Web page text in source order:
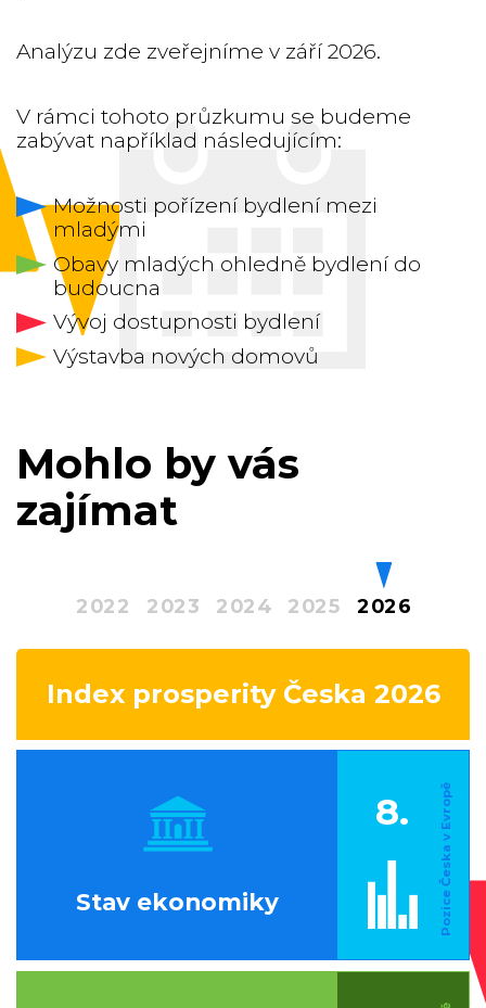
Analýzu zde zveřejníme v září 2026.
V rámci tohoto průzkumu se budeme
zabývat například následujícím:
Možnosti pořízení bydlení mezi
mladými
Obavy mladých ohledně bydlení do
budoucna
Vývoj dostupnosti bydlení
Výstavba nových domovů
Mohlo by vás
zajímat
2022 2023 2024 2025 2026
Index prosperity Česka 2026
Stav ekonomiky
8.